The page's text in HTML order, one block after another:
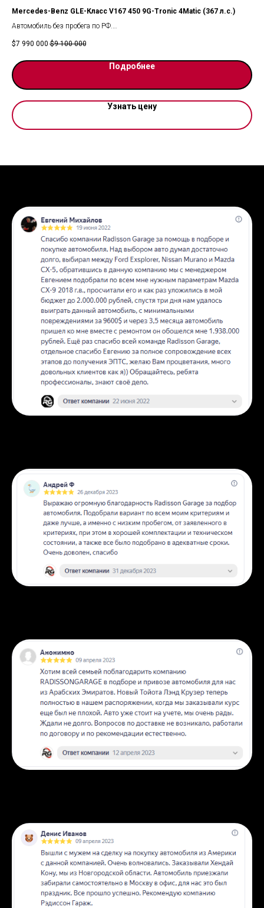
Mercedes-Benz GLE-Класс V167 450 9G-Tronic 4Matic (367 л.с.)
Автомобиль без пробега по РФ.
Mercedes-Benz GLE-Класс
$7 990 000 $9 100 000
Подробнее
Узнать цену